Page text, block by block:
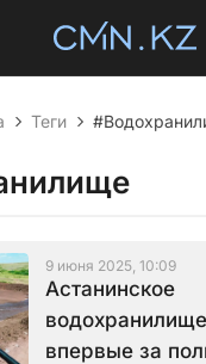
Теги
9 июня 2025, 10:09
Астанинское
впервые за